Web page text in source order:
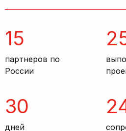
15
партнеров по
России
30
дней